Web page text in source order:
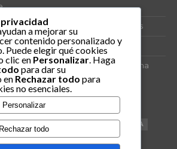
la Prevención de los Ahogamientos
Concentrix
revolució social 1936. Programa
de venda.
NETEJA
CONFERENCIA
CATSALUT 061 ANTI-MWC
a mejorar su
contenido personalizado y
Puede elegir qué cookies
clic en Personalizar . Haga
para dar su
en Rechazar todo para
no esenciales.
Personalizar
Rechazar todo